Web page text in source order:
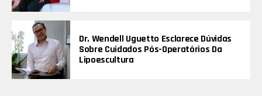
Dr. Wendell Uguetto Esclarece Dúvidas
Sobre Cuidados Pós-Operatórios Da
Lipoescultura